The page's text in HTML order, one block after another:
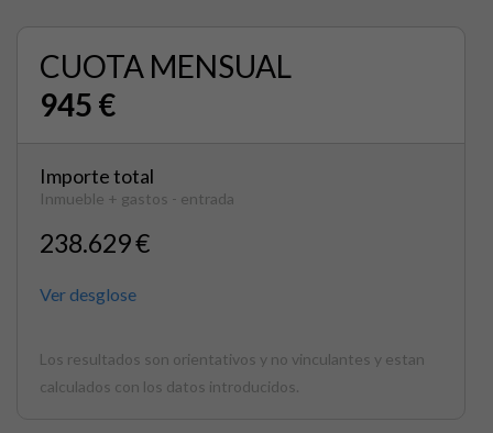
CUOTA MENSUAL
945 €
Importe total
Inmueble + gastos - entrada
238.629 €
Ver desglose
Los resultados son orientativos y no vinculantes y estan
calculados con los datos introducidos.